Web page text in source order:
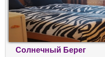
Солнечный Берег